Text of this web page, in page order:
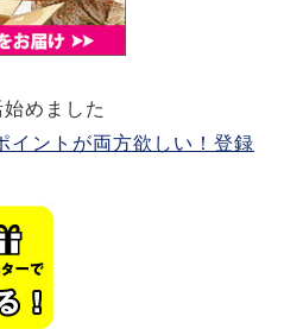
めました
イントが両方欲しい！登録